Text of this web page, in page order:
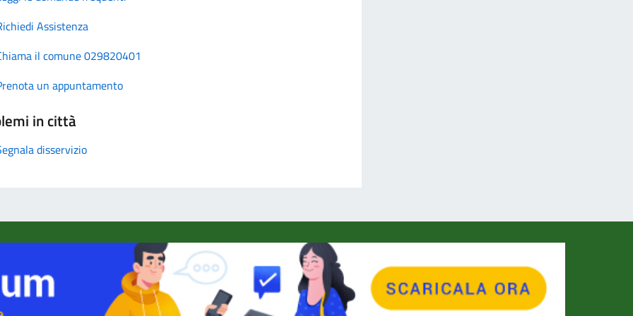
Assistenza
il comune 029820401
un appuntamento
in città
disservizio